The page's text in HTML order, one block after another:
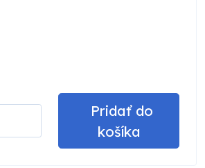
Pridať do
košíka